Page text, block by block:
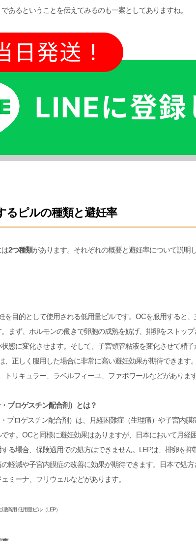
であるということを伝えてみるのも一案としてありますね。
るピルの種類と避妊率
は2つ種類があります。それぞれの概要と避妊率について説明
を目的として使用される低用量ピルです。OCを服用すると
まず、ホルモンの働きで卵胞の成熟を妨げ、排卵をストッ
態に変化させます。そして、子宮頸管粘液を変化させて精
、正しく服用した場合に非常に高い避妊効果が期待できます
トリキュラー、ラベルフィーユ、ファボワールなどがありま
プロゲスチン配合剤）とは？
プロゲスチン配合剤）は、月経困難症（生理痛）や子宮内膜
す。OCと同様に避妊効果はありますが、日本において月経
る場合、保険適用での処方はできません。LEPは、排卵を抑
軽減や子宮内膜症の改善に効果が期待できます。日本で処方
ミーナ、フリウェルなどがあります。
痛用 低用量ピル（LEP）